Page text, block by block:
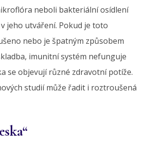
neboli bakteriální osídlení
jeho utváření. Pokud je toto
nebo je špatným způsobem
imunitní systém nefunguje
se objevují různé zdravotní potíže.
studií může řadit i roztroušená